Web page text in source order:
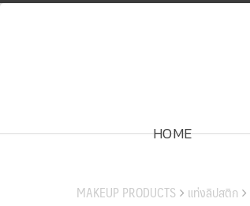
Skip
HOME
MAKEUP PRODUCTS แท่งลิปสติก